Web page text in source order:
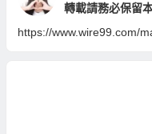
轉載請務必保留
https://www.wire99.com/